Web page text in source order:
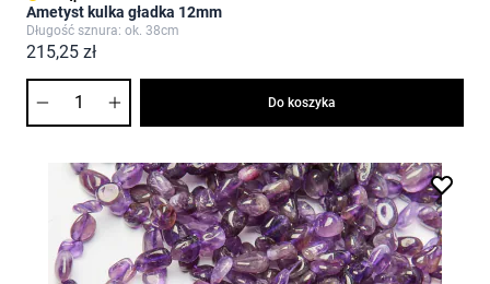
Ametyst kulka gładka 12mm
Długość sznura: ok. 38cm
215,25 zł
Do koszyka